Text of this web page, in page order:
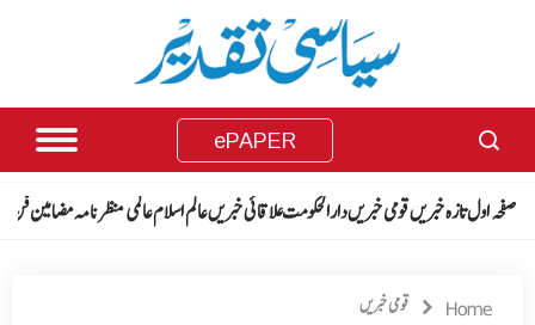
ePAPER
صفحہ اولتازہ خبریںقومی خبریںدارالحکومتعلاقائی خبریںعالم اسلامعالمی منظرنامہمضامینفن
Home قومی خبریں